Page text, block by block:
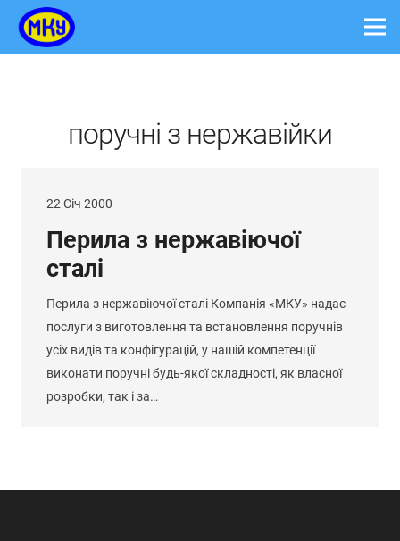
поручні з нержавійки
22 Січ 2000
Перила з нержавіючої
сталі
Перила з нержавіючої сталі Компанія «МКУ» надає
послуги з виготовлення та встановлення поручнів
усіх видів та конфігурацій, у нашій компетенції
виконати поручні будь-якої складності, як власної
розробки, так і за…